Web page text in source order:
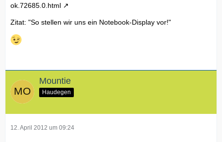
ok.72685.0.html
Zitat: "So stellen wir uns ein Notebook-Display vor!"
Mountie
Haudegen
12. April 2012 um 09:24